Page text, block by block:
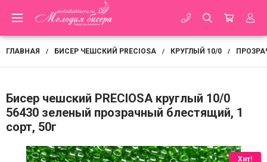
ГЛАВНАЯ / БИСЕР ЧЕШСКИЙ PRECIOSA / КРУГЛЫЙ 10/0 /
Бисер чешский PRECIOSA круглый 10/0
56430 зеленый прозрачный блестящий, 1
сорт, 50г
Хит!